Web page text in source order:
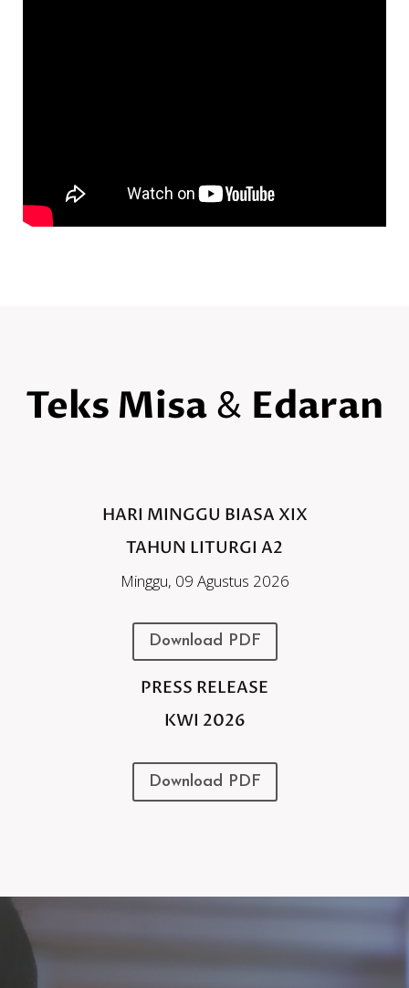
Teks Misa & Edaran
HARI MINGGU BIASA XIX
TAHUN LITURGI A2
Minggu, 09 Agustus 2026
Download PDF
PRESS RELEASE
KWI 2026
Download PDF